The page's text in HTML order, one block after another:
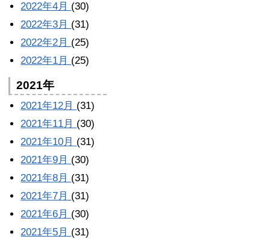
2022年4月 (30)
2022年3月 (31)
2022年2月 (25)
2022年1月 (25)
2021年
2021年12月 (31)
2021年11月 (30)
2021年10月 (31)
2021年9月 (30)
2021年8月 (31)
2021年7月 (31)
2021年6月 (30)
2021年5月 (31)